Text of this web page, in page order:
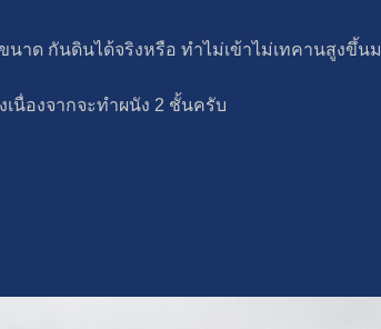
ด กันดินได้จริงหรือ ทำไม่เข้าไม่เทคานสูงขึ้นม
นื่องจากจะทำผนัง 2 ชั้นครับ